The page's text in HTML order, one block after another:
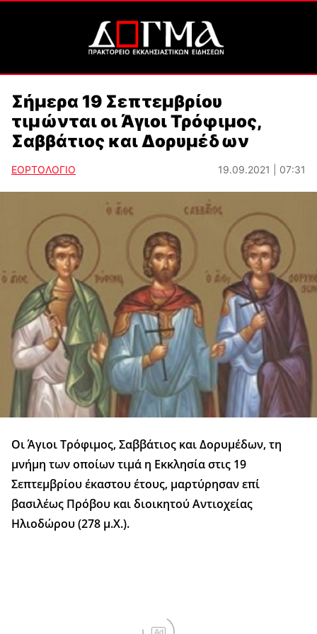
Σήμερα 19 Σεπτεμβρίου
τιμώνται οι Άγιοι Τρόφιμος,
Σαββάτιος και Δορυμέδων
ΕΟΡΤΟΛΟΓΙΟ 19.09.2021 | 07:31
Οι Άγιοι Τρόφιμος, Σαββάτιος και Δορυμέδων, τη
μνήμη των οποίων τιμά η Εκκλησία στις 19
Σεπτεμβρίου έκαστου έτους, μαρτύρησαν επί
βασιλέως Πρόβου και διοικητού Αντιοχείας
Ηλιοδώρου (278 μ.Χ.).
Ad